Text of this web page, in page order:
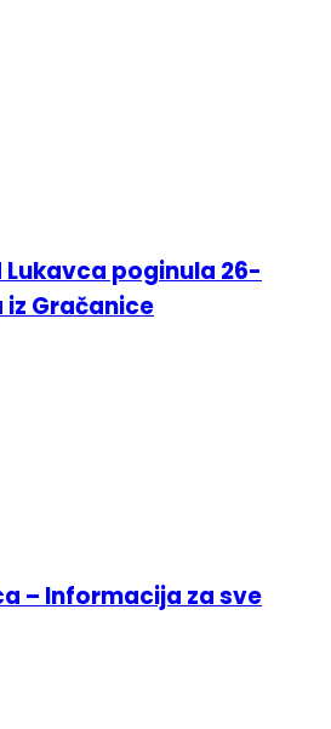
Lukavca poginula 26-
Gračanice
– Informacija za sve